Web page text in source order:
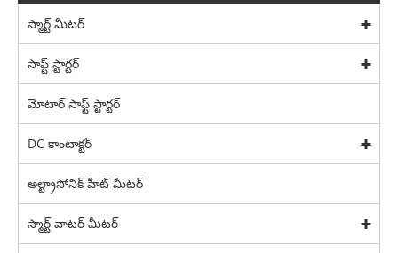
స్మార్ట్ మీటర్
సాఫ్ట్ స్టార్టర్
మోటార్ సాఫ్ట్ స్టార్టర్
DC కాంటాక్టర్
అల్ట్రాసోనిక్ హీట్ మీటర్
స్మార్ట్ వాటర్ మీటర్